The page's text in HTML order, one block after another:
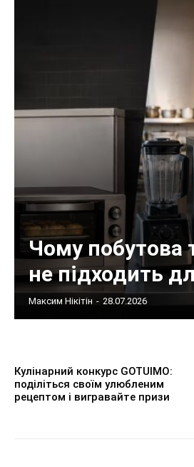
Чому побутова
не підходить
Максим Нікітін - 28.07.2026
Кулінарний конкурс GOTUIMO:
поділіться своїм улюбленим
рецептом і вигравайте призи